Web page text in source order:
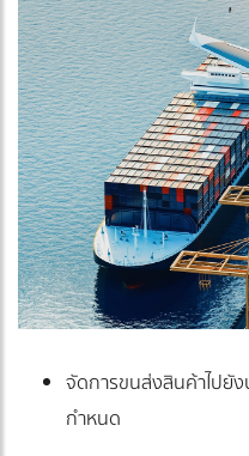
จัดการขนส่งสินค้าไปยัง
กำหนด